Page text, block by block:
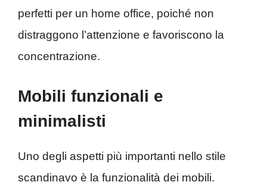
perfetti per un home office, poiché non
distraggono l’attenzione e favoriscono la
concentrazione.
Mobili funzionali e
minimalisti
Uno degli aspetti più importanti nello stile
scandinavo è la funzionalità dei mobili.